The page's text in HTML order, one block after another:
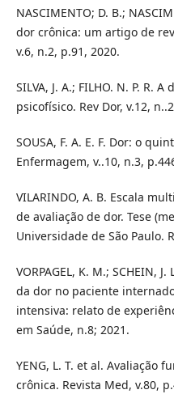
NASCIMENTO; D. B.;
dor crônica: um artigo de
v.6, n.2, p.91, 2020.
SILVA, J. A.; FILHO. N. P. R.
psicofísico. Rev Dor, v.12,
SOUSA, F. A. E. F. Dor: o
Enfermagem, v..10, n.3,
VILARINDO, A. B. Escala
de avaliação de dor. Tese
Universidade de São Paulo.
VORPAGEL, K. M.; SCHEIN,
da dor no paciente
intensiva: relato de
em Saúde, n.8; 2021.
YENG, L. T. et al. Avaliação
crônica. Revista Med, v.80,